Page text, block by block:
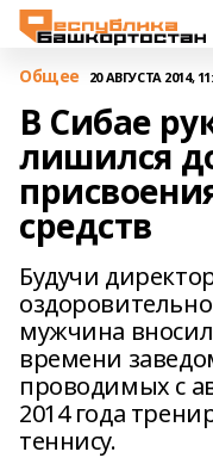
Общее 20 АВГУСТА 2014,
В Сибае
лишился
средств
Будучи
мужчина вносил
времени
проводимых с
2014 года
теннису.